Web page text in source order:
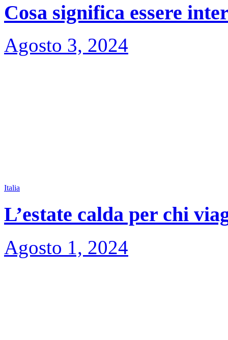
Cosa significa essere
Agosto 3, 2024
Italia
L’estate calda per chi
Agosto 1, 2024